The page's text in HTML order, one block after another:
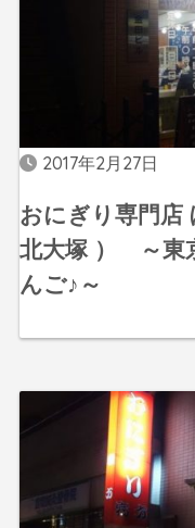
2017年2月27日
おにぎり専門店
北大塚 ） ～東
んご♪～